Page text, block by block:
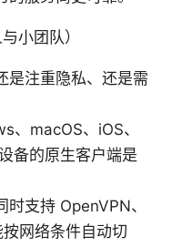
小团队）
是注重隐私、还是需
、macOS、iOS、
备的原生客户端是
支持 OpenVPN、
网络条件自动切